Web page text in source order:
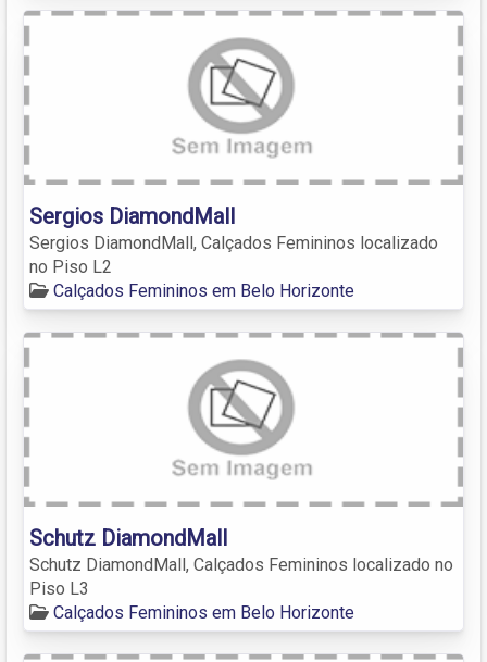
Sergios DiamondMall
Sergios DiamondMall, Calçados Femininos localizado
no Piso L2
Calçados Femininos em Belo Horizonte
Schutz DiamondMall
Schutz DiamondMall, Calçados Femininos localizado no
Piso L3
Calçados Femininos em Belo Horizonte